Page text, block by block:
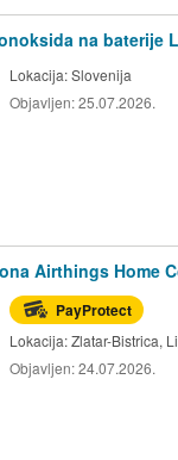
na baterije
Lokacija:Slovenija
Objavljen:25.07.2026.
Airthings Home
PayProtect
Lokacija:Zlatar-Bistrica,
Objavljen:24.07.2026.